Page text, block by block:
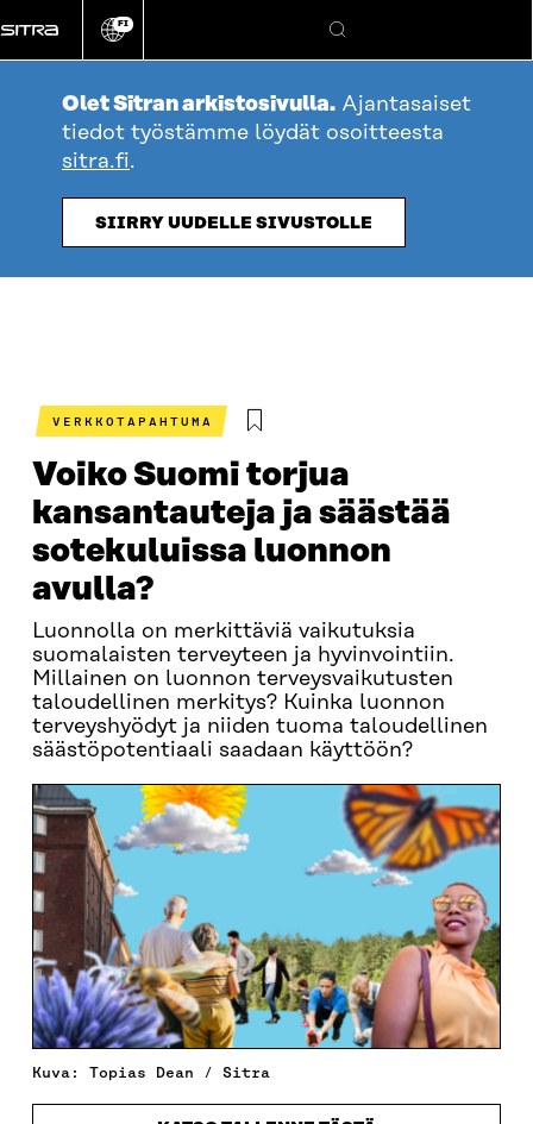
suoraan
sisältöön
Vaihda
kieli
FI
Hae
Olet Sitran arkistosivulla. Ajantasaiset
tiedot työstämme löydät osoitteesta
sitra.fi.
SIIRRY UUDELLE SIVUSTOLLE
VERKKOTAPAHTUMA
Voiko Suomi torjua
kansantauteja ja säästää
sotekuluissa luonnon
avulla?
Luonnolla on merkittäviä vaikutuksia
suomalaisten terveyteen ja hyvinvointiin.
Millainen on luonnon terveysvaikutusten
taloudellinen merkitys? Kuinka luonnon
terveyshyödyt ja niiden tuoma taloudellinen
säästöpotentiaali saadaan käyttöön?
Kuva: Topias Dean / Sitra